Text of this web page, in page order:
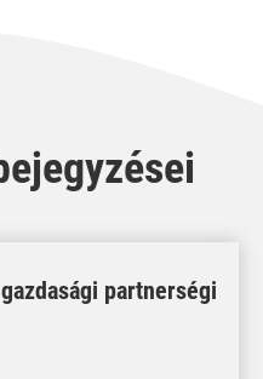
partnerségi